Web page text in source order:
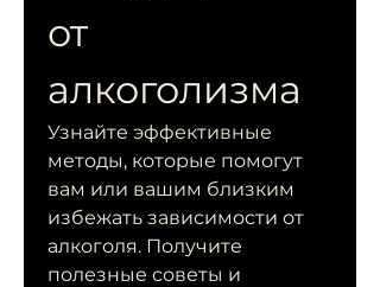
от
алкоголизма
Узнайте эффективные
методы, которые помогут
вам или вашим близким
избежать зависимости от
алкоголя. Получите
полезные советы и